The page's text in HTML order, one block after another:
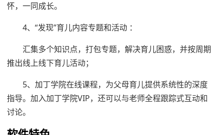
怀，一同成长。
4、“发现”育儿内容专题和活动 ：
汇集多个知识点，打包专题，解决育儿困惑，并按周期
推出线上线下育儿活动；
5、加丁学院在线课程，为父母育儿提供系统性的深度
指导。加入加丁学院VIP，还可以与老师全程跟踪式互动和
讨论。